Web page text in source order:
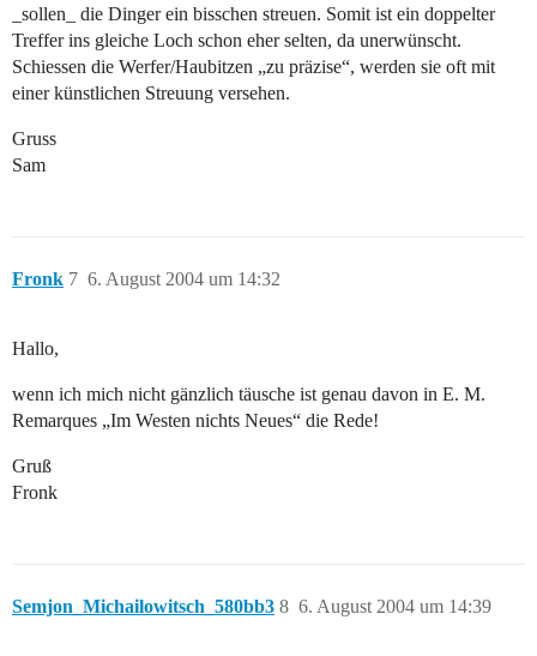
_sollen_ die Dinger ein bisschen streuen. Somit ist ein doppelter
Treffer ins gleiche Loch schon eher selten, da unerwünscht.
Schiessen die Werfer/Haubitzen „zu präzise“, werden sie oft mit
einer künstlichen Streuung versehen.
Gruss
Sam
Fronk 6. August 2004 um 14:32
7
Hallo,
wenn ich mich nicht gänzlich täusche ist genau davon in E. M.
Remarques „Im Westen nichts Neues“ die Rede!
Gruß
Fronk
Semjon_Michailowitsch_580bb3 6. August 2004 um 14:39
8